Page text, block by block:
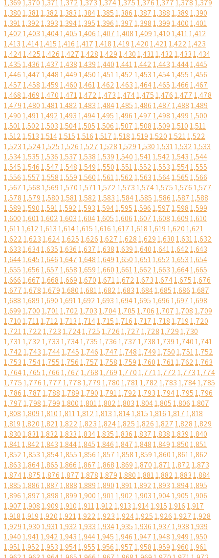
1,3691,3701,3711,3721,3731,3741,3751,3761,3771,3781,379
1,3801,3811,3821,3831,3841,3851,3861,3871,3881,3891,390
1,3911,3921,3931,3941,3951,3961,3971,3981,3991,4001,401
1,4021,4031,4041,4051,4061,4071,4081,4091,4101,4111,412
1,4131,4141,4151,4161,4171,4181,4191,4201,4211,4221,423
1,4241,4251,4261,4271,4281,4291,4301,4311,4321,4331,434
1,4351,4361,4371,4381,4391,4401,4411,4421,4431,4441,445
1,4461,4471,4481,4491,4501,4511,4521,4531,4541,4551,456
1,4571,4581,4591,4601,4611,4621,4631,4641,4651,4661,467
1,4681,4691,4701,4711,4721,4731,4741,4751,4761,4771,478
1,4791,4801,4811,4821,4831,4841,4851,4861,4871,4881,489
1,4901,4911,4921,4931,4941,4951,4961,4971,4981,4991,500
1,5011,5021,5031,5041,5051,5061,5071,5081,5091,5101,511
1,5121,5131,5141,5151,5161,5171,5181,5191,5201,5211,522
1,5231,5241,5251,5261,5271,5281,5291,5301,5311,5321,533
1,5341,5351,5361,5371,5381,5391,5401,5411,5421,5431,544
1,5451,5461,5471,5481,5491,5501,5511,5521,5531,5541,555
1,5561,5571,5581,5591,5601,5611,5621,5631,5641,5651,566
1,5671,5681,5691,5701,5711,5721,5731,5741,5751,5761,577
1,5781,5791,5801,5811,5821,5831,5841,5851,5861,5871,588
1,5891,5901,5911,5921,5931,5941,5951,5961,5971,5981,599
1,6001,6011,6021,6031,6041,6051,6061,6071,6081,6091,610
1,6111,6121,6131,6141,6151,6161,6171,6181,6191,6201,621
1,6221,6231,6241,6251,6261,6271,6281,6291,6301,6311,632
1,6331,6341,6351,6361,6371,6381,6391,6401,6411,6421,643
1,6441,6451,6461,6471,6481,6491,6501,6511,6521,6531,654
1,6551,6561,6571,6581,6591,6601,6611,6621,6631,6641,665
1,6661,6671,6681,6691,6701,6711,6721,6731,6741,6751,676
1,6771,6781,6791,6801,6811,6821,6831,6841,6851,6861,687
1,6881,6891,6901,6911,6921,6931,6941,6951,6961,6971,698
1,6991,7001,7011,7021,7031,7041,7051,7061,7071,7081,709
1,7101,7111,7121,7131,7141,7151,7161,7171,7181,7191,720
1,7211,7221,7231,7241,7251,7261,7271,7281,7291,730
1,7311,7321,7331,7341,7351,7361,7371,7381,7391,7401,741
1,7421,7431,7441,7451,7461,7471,7481,7491,7501,7511,752
1,7531,7541,7551,7561,7571,7581,7591,7601,7611,7621,763
1,7641,7651,7661,7671,7681,7691,7701,7711,7721,7731,774
1,7751,7761,7771,7781,7791,7801,7811,7821,7831,7841,785
1,7861,7871,7881,7891,7901,7911,7921,7931,7941,7951,796
1,7971,7981,7991,8001,8011,8021,8031,8041,8051,8061,807
1,8081,8091,8101,8111,8121,8131,8141,8151,8161,8171,818
1,8191,8201,8211,8221,8231,8241,8251,8261,8271,8281,829
1,8301,8311,8321,8331,8341,8351,8361,8371,8381,8391,840
1,8411,8421,8431,8441,8451,8461,8471,8481,8491,8501,851
1,8521,8531,8541,8551,8561,8571,8581,8591,8601,8611,862
1,8631,8641,8651,8661,8671,8681,8691,8701,8711,8721,873
1,8741,8751,8761,8771,8781,8791,8801,8811,8821,8831,884
1,8851,8861,8871,8881,8891,8901,8911,8921,8931,8941,895
1,8961,8971,8981,8991,9001,9011,9021,9031,9041,9051,906
1,9071,9081,9091,9101,9111,9121,9131,9141,9151,9161,917
1,9181,9191,9201,9211,9221,9231,9241,9251,9261,9271,928
1,9291,9301,9311,9321,9331,9341,9351,9361,9371,9381,939
1,9401,9411,9421,9431,9441,9451,9461,9471,9481,9491,950
1,9511,9521,9531,9541,9551,9561,9571,9581,9591,9601,961